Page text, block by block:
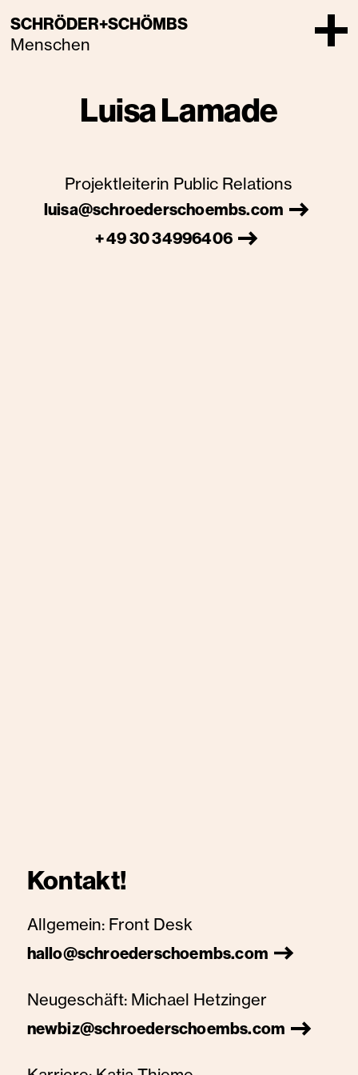
SCHRÖDER+SCHÖMBS
Menschen
Luisa Lamade
Projektleiterin Public Relations
luisa@schroederschoembs.com
+ 49 30 34996406
Kontakt!
Allgemein: Front Desk
hallo@schroederschoembs.com
Neugeschäft: Michael Hetzinger
newbiz@schroederschoembs.com